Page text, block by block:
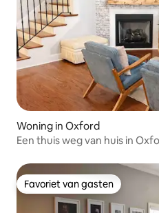
Woning in Oxford
Een thuis weg van huis in
Favoriet van gasten
Favoriet van gasten